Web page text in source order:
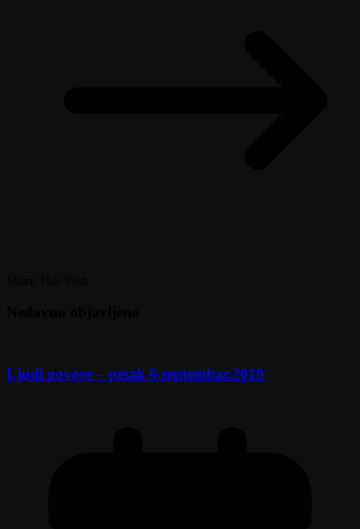
Ljudi govore – petak 6.septembar.2019